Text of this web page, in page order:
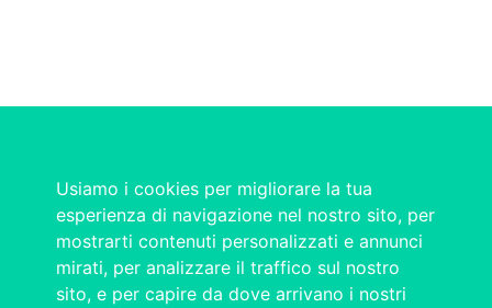
Usiamo i cookies per migliorare la tua
esperienza di navigazione nel nostro sito, per
mostrarti contenuti personalizzati e annunci
mirati, per analizzare il traffico sul nostro
sito, e per capire da dove arrivano i nostri